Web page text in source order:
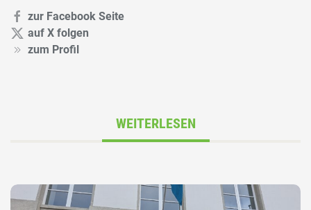
zur Facebook Seite
auf X folgen
zum Profil
WEITERLESEN